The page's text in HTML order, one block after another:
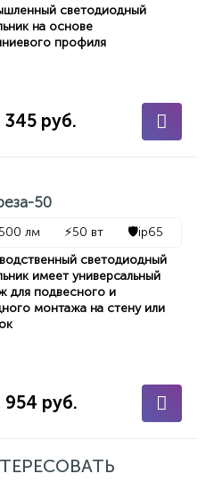
светодиодный
на основе
профиля
345 руб.
50
лм ⚡50 вт 🛡️ip65
светодиодный
имеет универсальный
для подвесного и
монтажа на стену или
954 руб.